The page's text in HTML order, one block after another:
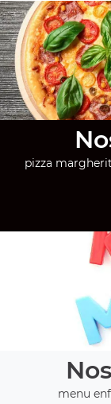
pizza
menu